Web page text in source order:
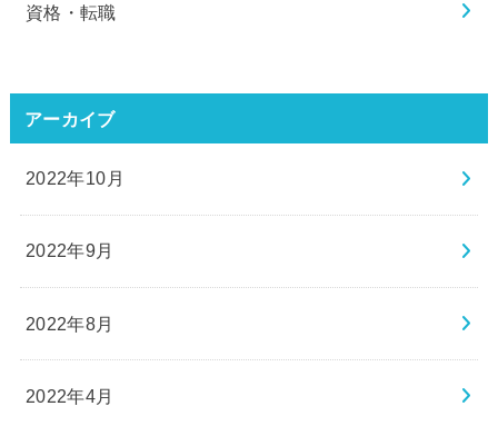
資格・転職
アーカイブ
2022年10月
2022年9月
2022年8月
2022年4月